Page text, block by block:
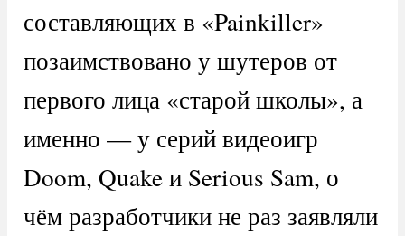
составляющих в «Painkiller»
позаимствовано у шутеров от
первого лица «старой школы», а
именно — у серий видеоигр
Doom, Quake и Serious Sam, о
чём разработчики не раз заявляли